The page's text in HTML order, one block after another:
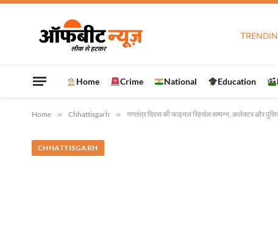
Home Crime National Education
Home » Chhattisgarh » गणतंत्र दिवस की फाइनल रिहर्सल सम्पन्न, कलेक्टर और
CHHATTISGARH